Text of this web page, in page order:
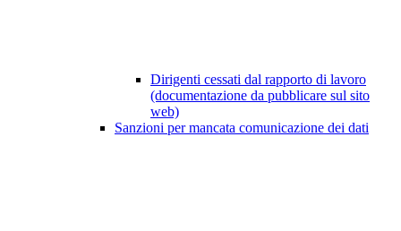
Dirigenti cessati dal rapporto di lavoro
(documentazione da pubblicare sul sito
web)
Sanzioni per mancata comunicazione dei dati